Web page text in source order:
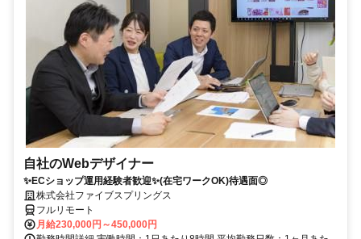
自社のWebデザイナー
✨ECショップ運用経験者歓迎✨(在宅ワークOK)待遇面◎
株式会社ファイブスプリングス
フルリモート
月給230,000円～450,000円